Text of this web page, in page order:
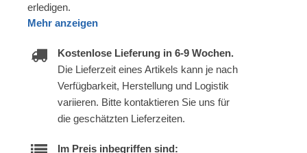
erledigen.
Mehr anzeigen
Kostenlose Lieferung in 6-9 Wochen.
Die Lieferzeit eines Artikels kann je nach
Verfügbarkeit, Herstellung und Logistik
variieren. Bitte kontaktieren Sie uns für
die geschätzten Lieferzeiten.
Im Preis inbegriffen sind: